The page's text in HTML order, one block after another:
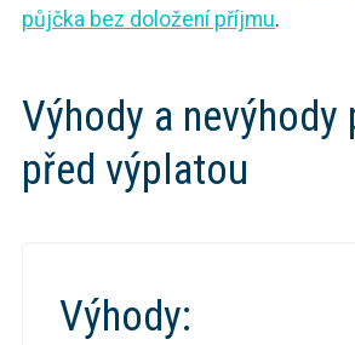
půjčka bez doložení příjmu.
Výhody a nevýhody
před výplatou
Výhody: